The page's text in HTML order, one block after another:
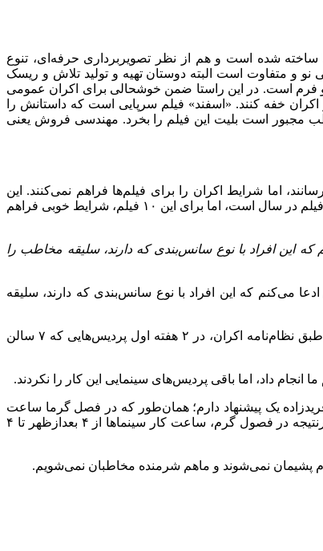
ساخته شده است و هم از نظر تصویربرداری حرفه‌ای، تنوع
نو و متفاوت است البته دوستان تهیه و تولید تلاش و ریسک
و فرم است. در این راستا ضمن خوشحالی برای اکران عمومی
خفه کنند. «اسفند» فیلم سرپایی است که داستانش را
مجبور است بلیت این فیلم را بخرد. مهندسی فروش یعنی
اما شرایط اکران را برای فیلم‌ها فراهم نمی‌کنند. این
وضعیت مانند مسابقه دوومیدانی است که یک‌نفر با اسب مسابقه می‌دهد و یک‌نفر پای پیاده! ما باید بگوییم که مثلاً ظرفیت اکران سینمای ایران ۱۰ فیلم در سال است، اما برای این ۱۰ فیلم، شرایط خوبی فراهم
این افراد با نوع سانس‌بندی که دارند، سلیقه مخاطب را
می‌کنم که این افراد با نوع سانس‌بندی که دارند، سلیقه
این بهانه است که بگویند ما به فلان فیلم سانس دادیم. اما وقتی ساعت سانس‌ها را نگاه می‌کنید، اغلب ساعت ۲ و ۴ ظهر هستند. طبق نظام‌نامه اکران، در ۲ هفته اول پردیس‌هایی که ۷ سالن
یک پیشنهاد دارم؛ همان‌طور که در فصل گرما ساعت
کاری مدارس و ادارات را یک ساعت عقب کشیدند، این اتفاق باید برای سینما هم رخ دهد. در فصل گرما، سانس ساعت ۱۱ و ۱۵ معنایی ندارد. درنتیجه در فصول گرم، ساعت کار سینماها از ۴ بعدازظهر تا ۴
پشیمان نمی‌شوند و ماهم شرمنده مخاطبان نمی‌شویم.